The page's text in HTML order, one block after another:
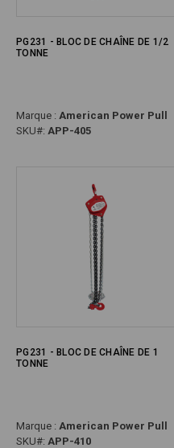
PG231 - BLOC DE CHAÎNE DE 1/2
TONNE
Marque : American Power Pull
SKU#: APP-405
PG231 - BLOC DE CHAÎNE DE 1
TONNE
Marque : American Power Pull
SKU#: APP-410